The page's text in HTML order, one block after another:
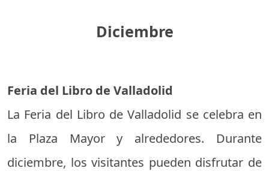
Diciembre
Feria del Libro de Valladolid
La Feria del Libro de Valladolid se celebra en
la Plaza Mayor y alrededores. Durante
diciembre, los visitantes pueden disfrutar de